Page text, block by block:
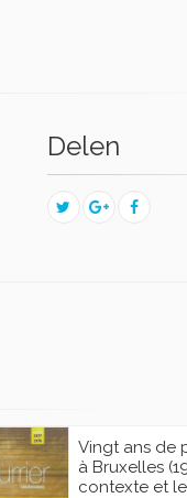
Delen
Vingt ans de
à Bruxelles
contexte et